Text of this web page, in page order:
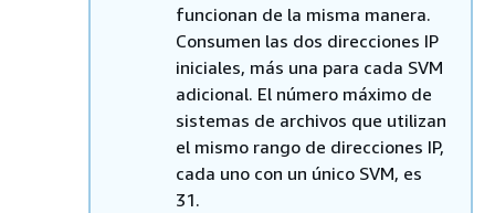
funcionan de la misma manera.
Consumen las dos direcciones IP
iniciales, más una para cada SVM
adicional. El número máximo de
sistemas de archivos que utilizan
el mismo rango de direcciones IP,
cada uno con un único SVM, es
31.